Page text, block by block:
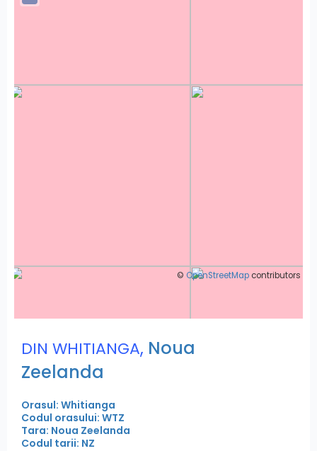
© OpenStreetMap contributors
DIN WHITIANGA, Noua
Zeelanda
Orasul: Whitianga
Codul orasului: WTZ
Tara: Noua Zeelanda
Codul tarii: NZ